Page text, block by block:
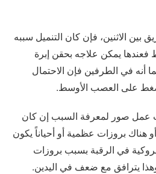
بين الاثنين، فإن كان التنميل سببه
يمكن علاجه بحقن إبرة
أنه في الطرفين فإن الاحتمال
على العصب الأوسط.
عمل صور لمعرفة السبب إن كان
هناك بروزات عظمية أو أحياناً يكون
في الرقبة بسبب بروزات
يترافق مع ضعف في اليدين.